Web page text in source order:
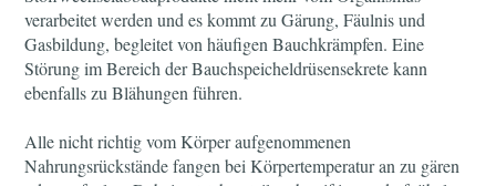
verarbeitet werden und es kommt zu Gärung, Fäulnis und
Gasbildung, begleitet von häufigen Bauchkrämpfen. Eine
Störung im Bereich der Bauchspeicheldrüsensekrete kann
ebenfalls zu Blähungen führen.
Alle nicht richtig vom Körper aufgenommenen
Nahrungsrückstände fangen bei Körpertemperatur an zu gären